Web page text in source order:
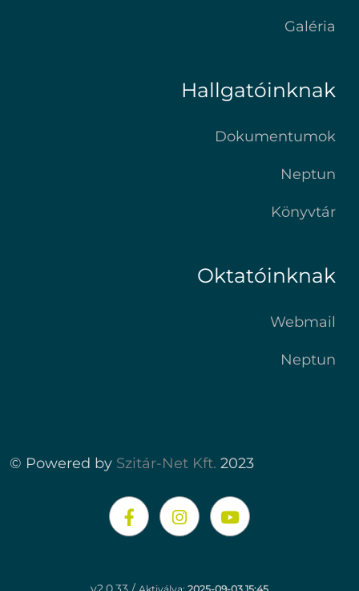
Galéria
Hallgatóinknak
Dokumentumok
Neptun
Könyvtár
Oktatóinknak
Webmail
Neptun
© Powered by Szitár-Net Kft. 2023